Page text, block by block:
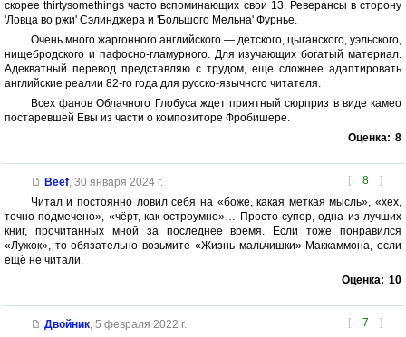
скорее thirtysomethings часто вспоминающих свои 13. Реверансы в сторону
'Ловца во ржи' Сэлинджера и 'Большого Мельна' Фурнье.
Очень много жаргонного английского — детского, цыганского, уэльского,
нищебродского и пафосно-гламурного. Для изучающих богатый материал.
Адекватный перевод представляю с трудом, еще сложнее адаптировать
английские реалии 82-го года для русско-язычного читателя.
Всех фанов Облачного Глобуса ждет приятный сюрприз в виде камео
постаревшей Евы из части о композиторе Фробишере.
Оценка: 8
[ 8 ]
Beef, 30 января 2024 г.
Читал и постоянно ловил себя на «боже, какая меткая мысль», «хех,
точно подмечено», «чёрт, как остроумно»… Просто супер, одна из лучших
книг, прочитанных мной за последнее время. Если тоже понравился
«Лужок», то обязательно возьмите «Жизнь мальчишки» Маккаммона, если
ещё не читали.
Оценка: 10
[ 7 ]
Двойник, 5 февраля 2022 г.